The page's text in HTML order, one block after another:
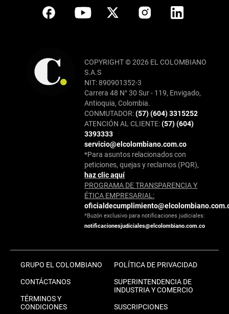
COPYRIGHT © 2026 EL COLOMBIANO
S.A.S
NIT: 890901352-3
Carrera 48 N° 30 Sur - 119, Envigado,
Antioquia, Colombia.
CONMUTADOR:(57) (604) 3315252
ATENCIÓN AL CLIENTE:(57) (604)
3393333
servicio@elcolombiano.com.co
*Para asuntos relacionados con
peticiones, quejas y reclamos (PQR),
haz clic aquí
PROGRAMA DE TRANSPARENCIA Y
ÉTICA EMPRESARIAL:
*Buzón exclusivo para notificaciones judiciales:
notificacionesjudiciales@elcolombiano.com.co
GRUPO EL COLOMBIANO
CONTÁCTANOS
TÉRMINOS Y
CONDICIONES
POLÍTICA DE PRIVACIDAD
SUPERINTENDENCIA DE
INDUSTRIA Y COMERCIO
SUSCRIPCIONES